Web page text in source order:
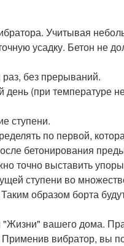
Учитывая
усадку. Бетон не
без прерываний.
(при температуре
ступени.
по первой,
бетонирования
точно выставить
ступени во
образом борта
вашего дома.
Применив вибратор, вы